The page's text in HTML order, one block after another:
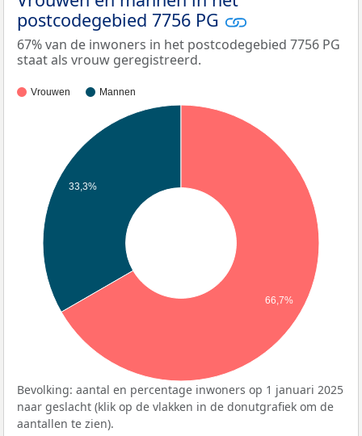
postcodegebied 7756 PG
67% van de inwoners in het postcodegebied 7756 PG
staat als vrouw geregistreerd.
Vrouwen Mannen
33,3%
66,7%
Bevolking: aantal en percentage inwoners op 1 januari 2025
naar geslacht (klik op de vlakken in de donutgrafiek om de
aantallen te zien).